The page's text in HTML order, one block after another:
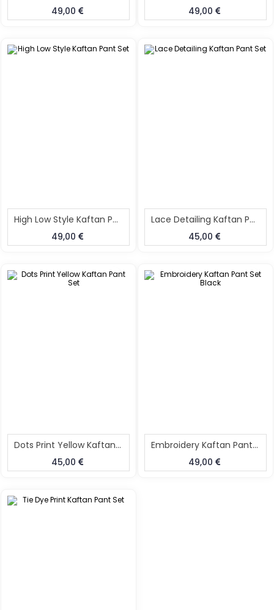
49,00
49,00
High Low Style Kaftan Pant Set
49,00
Lace Detailing Kaftan Pant Set
45,00
Dots Print Yellow Kaftan Pant Set
45,00
Embroidery Kaftan Pant Set Black
49,00